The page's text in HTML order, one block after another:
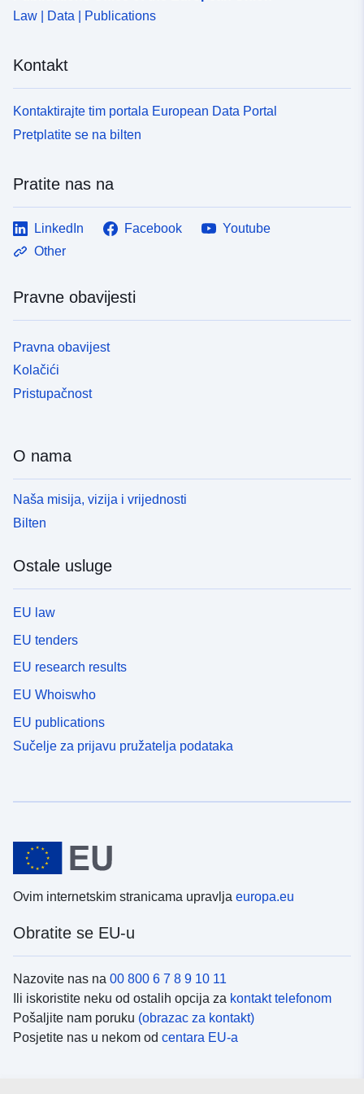
Law | Data | Publications
Kontakt
Kontaktirajte tim portala European Data Portal
Pretplatite se na bilten
Pratite nas na
LinkedIn Facebook
Youtube
Other
Pravne obavijesti
Pravna obavijest
Kolačići
Pristupačnost
O nama
Naša misija, vizija i vrijednosti
Bilten
Ostale usluge
EU law
EU tenders
EU research results
EU Whoiswho
EU publications
Sučelje za prijavu pružatelja podataka
Ovim internetskim stranicama upravlja europa.eu
Obratite se EU-u
Nazovite nas na 00 800 6 7 8 9 10 11
Ili iskoristite neku od ostalih opcija za kontakt telefonom
Pošaljite nam poruku (obrazac za kontakt)
Posjetite nas u nekom od centara EU-a